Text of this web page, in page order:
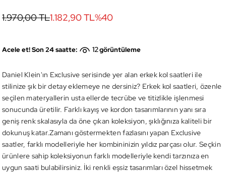
1.970,00 TL1.182,90 TL%40
Acele et! Son 24 saatte: 12görüntüleme
Daniel Klein'ın Exclusive serisinde yer alan erkek kol saatleri ile
stilinize şık bir detay eklemeye ne dersiniz? Erkek kol saatleri, özenle
seçilen materyallerin usta ellerde tecrübe ve titizlikle işlenmesi
sonucunda üretilir. Farklı kayış ve kordon tasarımlarının yanı sıra
geniş renk skalasıyla da öne çıkan koleksiyon, şıklığınıza kaliteli bir
dokunuş katar.Zamanı göstermekten fazlasını yapan Exclusive
saatler, farklı modelleriyle her kombininizin yıldız parçası olur. Seçkin
ürünlere sahip koleksiyonun farklı modelleriyle kendi tarzınıza en
uygun saati bulabilirsiniz. İki renkli eşsiz tasarımları özel hissetmek